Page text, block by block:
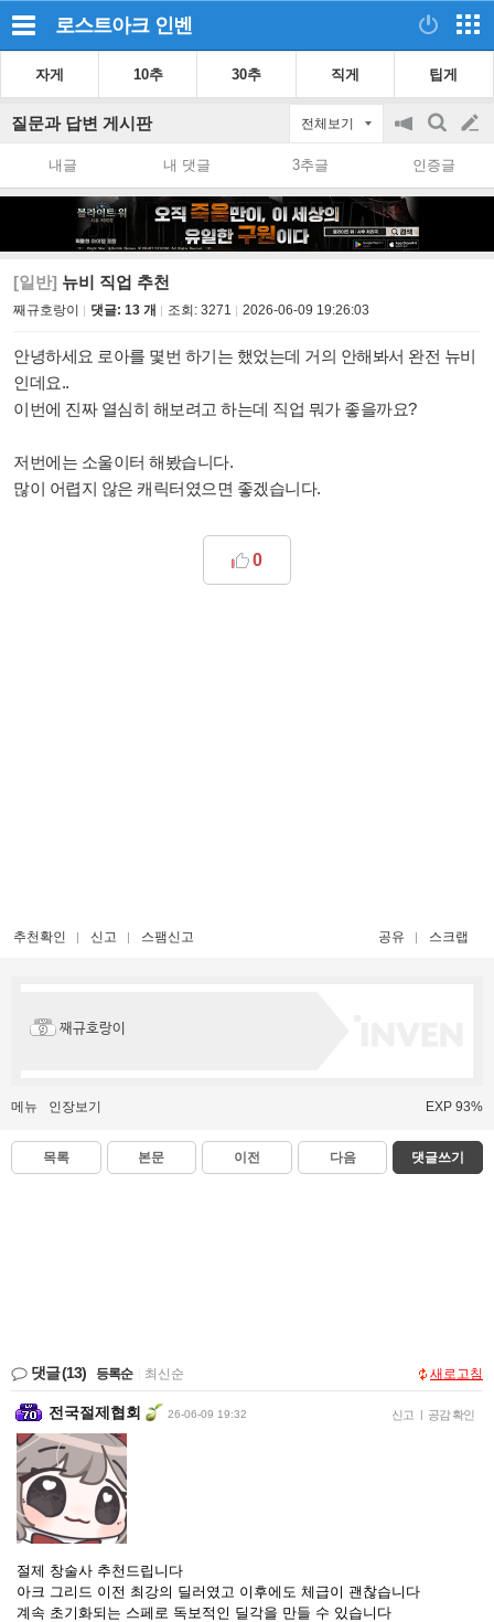
로스트아크 인벤
자게 10추 30추 직게 팁게
질문과 답변 게시판 전체보기
공
on/off
검
색
글
쓰
내글 내 댓글 3추글 인증글
[일반] 뉴비 직업 추천
째규호랑이 댓글: 13 개 조회: 3271 2026-06-09 19:26:03
안녕하세요 로아를 몇번 하기는 했었는데 거의 안해봐서 완전 뉴비
인데요..
이번에 진짜 열심히 해보려고 하는데 직업 뭐가 좋을까요?
저번에는 소울이터 해봤습니다.
많이 어렵지 않은 캐릭터였으면 좋겠습니다.
0
추천확인 신고 스팸신고 공유 스크랩
째규호랑이
메뉴 인장보기 EXP 93%
목록 본문 이전 다음 댓글쓰기
댓글(13) 등록순 최신순 새로고침
전국절제협회 26-06-09 19:32 신고 | 공감 확인
절제 창술사 추천드립니다
아크 그리드 이전 최강의 딜러였고 이후에도 체급이 괜찮습니다
계속 초기화되는 스페로 독보적인 딜각을 만들 수 있습니다